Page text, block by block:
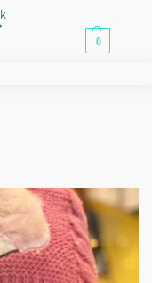
0